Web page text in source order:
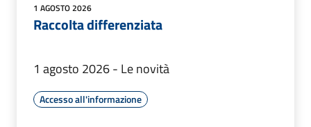
1 AGOSTO 2026
Raccolta differenziata
1 agosto 2026 - Le novità
Accesso all'informazione